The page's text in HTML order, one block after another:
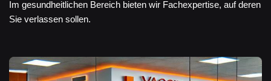
Im gesundheitlichen Bereich bieten wir Fachexpertise, auf deren
Sie verlassen sollen.